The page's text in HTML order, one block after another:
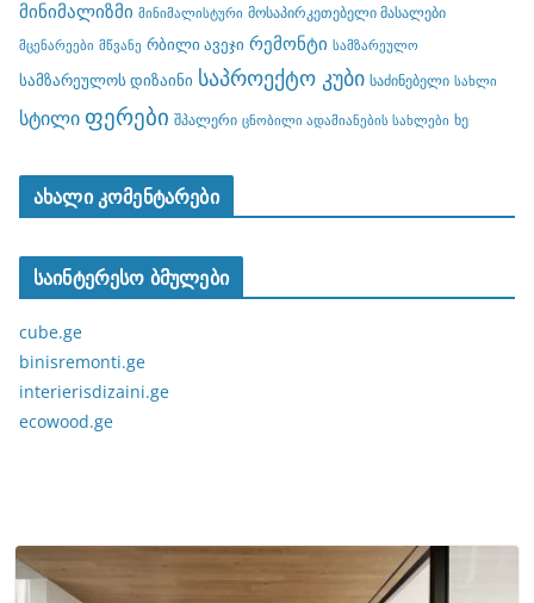
მინიმალიზმი მინიმალისტური მოსაპირკეთებელი მასალები
მცენარეები მწვანე რბილი ავეჯი რემონტი სამზარეულო
სამზარეულოს დიზაინი საპროექტო კუბი საძინებელი სახლი
სტილი ფერები შპალერი ცნობილი ადამიანების სახლები ხე
ახალი კომენტარები
საინტერესო ბმულები
cube.ge
binisremonti.ge
interierisdizaini.ge
ecowood.ge